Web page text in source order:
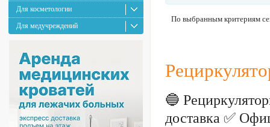
Для косметологии
Для медучреждений
По выбранным критериям
🔵
доставка ✅